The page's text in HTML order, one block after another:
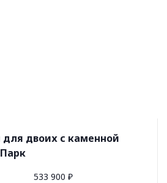
двоих с каменной
533 900 ₽